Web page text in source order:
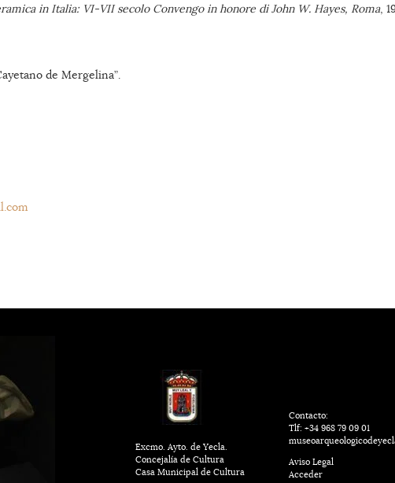
in Italia: VI-VII secolo Convengo in honore di John W. Hayes, Roma,
de Mergelina”.
Excmo. Ayto. de Yecla.
Concejalía de Cultura
Casa Municipal de Cultura
Contacto:
Tlf: +34 968 79 09 01
Aviso Legal
Acceder